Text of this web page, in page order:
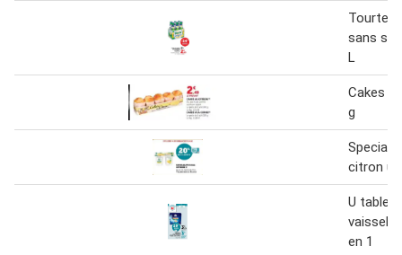
Tourtel
sans
L
Cakes
g
citron u
U
en 1